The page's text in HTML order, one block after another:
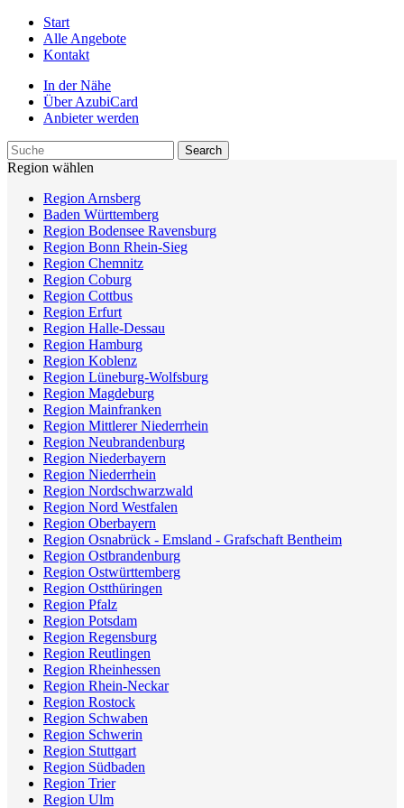
Start
Alle Angebote
Kontakt
In der Nähe
Über AzubiCard
Anbieter werden
Region wählen
Region Arnsberg
Baden Württemberg
Region Bodensee Ravensburg
Region Bonn Rhein-Sieg
Region Chemnitz
Region Coburg
Region Cottbus
Region Erfurt
Region Halle-Dessau
Region Hamburg
Region Koblenz
Region Lüneburg-Wolfsburg
Region Magdeburg
Region Mainfranken
Region Mittlerer Niederrhein
Region Neubrandenburg
Region Niederbayern
Region Niederrhein
Region Nordschwarzwald
Region Nord Westfalen
Region Oberbayern
Region Osnabrück - Emsland - Grafschaft Bentheim
Region Ostbrandenburg
Region Ostwürttemberg
Region Ostthüringen
Region Pfalz
Region Potsdam
Region Regensburg
Region Reutlingen
Region Rheinhessen
Region Rhein-Neckar
Region Rostock
Region Schwaben
Region Schwerin
Region Stuttgart
Region Südbaden
Region Trier
Region Ulm